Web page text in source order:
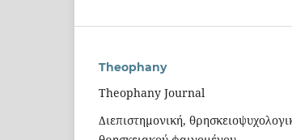
Theophany
Theophany Journal
Διεπιστημονική,